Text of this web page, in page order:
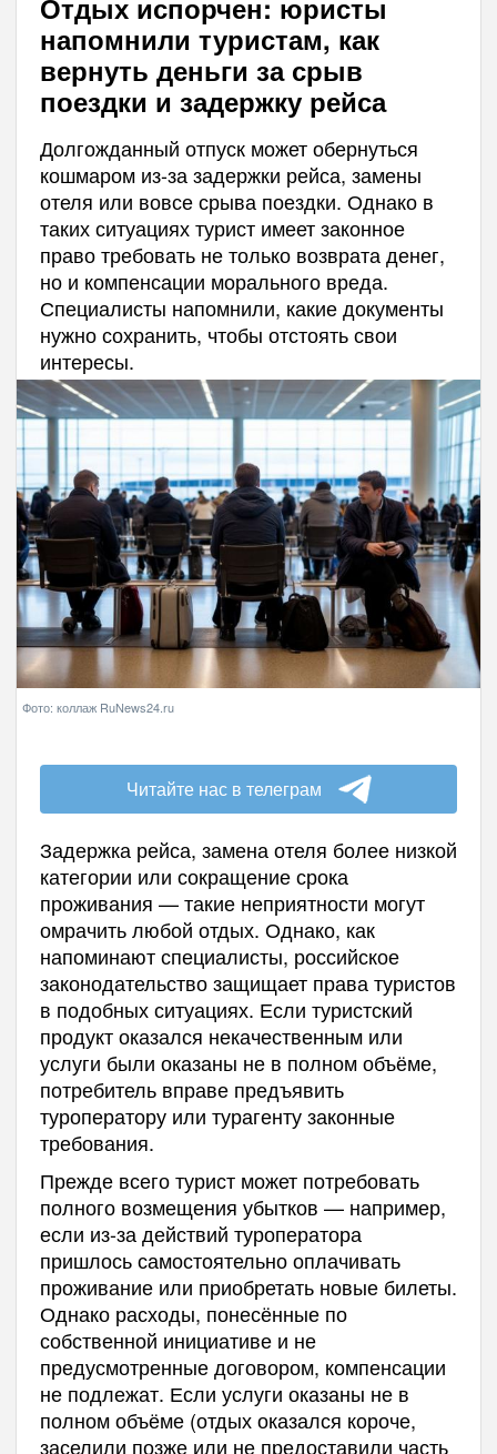
Отдых испорчен: юристы
напомнили туристам, как
вернуть деньги за срыв
поездки и задержку рейса
Долгожданный отпуск может обернуться
кошмаром из-за задержки рейса, замены
отеля или вовсе срыва поездки. Однако в
таких ситуациях турист имеет законное
право требовать не только возврата денег,
но и компенсации морального вреда.
Специалисты напомнили, какие документы
нужно сохранить, чтобы отстоять свои
интересы.
Фото: коллаж RuNews24.ru
Читайте нас в телеграм
Задержка рейса, замена отеля более низкой
категории или сокращение срока
проживания — такие неприятности могут
омрачить любой отдых. Однако, как
напоминают специалисты, российское
законодательство защищает права туристов
в подобных ситуациях. Если туристский
продукт оказался некачественным или
услуги были оказаны не в полном объёме,
потребитель вправе предъявить
туроператору или турагенту законные
требования.
Прежде всего турист может потребовать
полного возмещения убытков — например,
если из-за действий туроператора
пришлось самостоятельно оплачивать
проживание или приобретать новые билеты.
Однако расходы, понесённые по
собственной инициативе и не
предусмотренные договором, компенсации
не подлежат. Если услуги оказаны не в
полном объёме (отдых оказался короче,
заселили позже или не предоставили часть